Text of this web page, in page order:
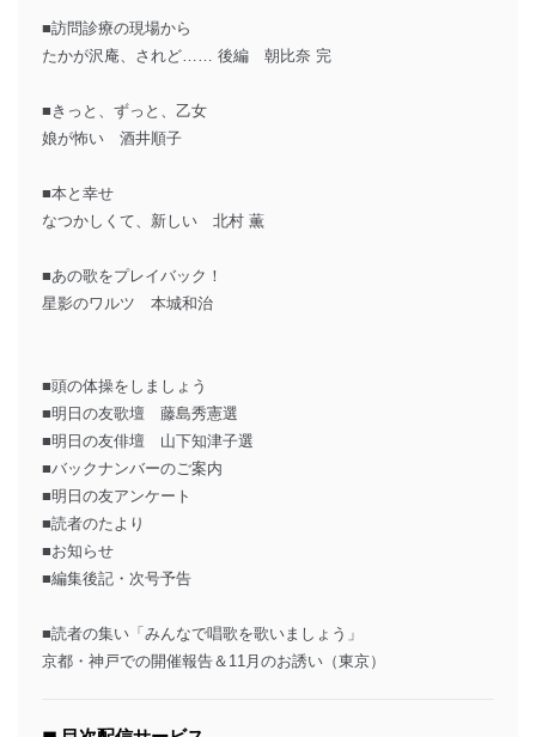
■訪問診療の現場から
たかが沢庵、されど…… 後編 朝比奈 完
■きっと、ずっと、乙女
娘が怖い 酒井順子
■本と幸せ
なつかしくて、新しい 北村 薫
■あの歌をプレイバック！
星影のワルツ 本城和治
■頭の体操をしましょう
■明日の友歌壇 藤島秀憲選
■明日の友俳壇 山下知津子選
■バックナンバーのご案内
■明日の友アンケート
■読者のたより
■お知らせ
■編集後記・次号予告
■読者の集い「みんなで唱歌を歌いましょう」
京都・神戸での開催報告＆11月のお誘い（東京）